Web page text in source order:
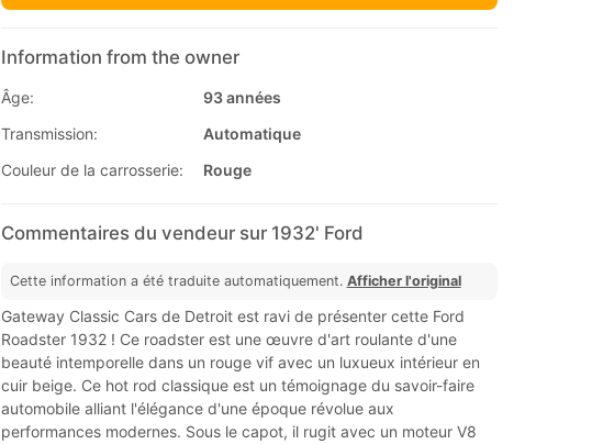
Information from the owner
Âge:
93 années
Transmission:
Automatique
Couleur de la carrosserie:
Rouge
Commentaires du vendeur sur 1932' Ford
Cette information a été traduite automatiquement. Afficher l'original
Gateway Classic Cars de Detroit est ravi de présenter cette Ford
Roadster 1932 ! Ce roadster est une œuvre d'art roulante d'une
beauté intemporelle dans un rouge vif avec un luxueux intérieur en
cuir beige. Ce hot rod classique est un témoignage du savoir-faire
automobile alliant l'élégance d'une époque révolue aux
performances modernes. Sous le capot, il rugit avec un moteur V8